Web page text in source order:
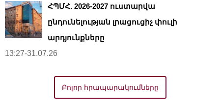
ՀՊՄՀ. 2026-2027 ուստարվա
ընդունելության լրացուցիչ փուլի
արդյունքները
13:27-31.07.26
Բոլոր հրապարակումները